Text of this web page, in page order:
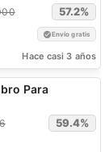
57.2%
Envío gratis
Hace casi 3 años
Para
59.4%